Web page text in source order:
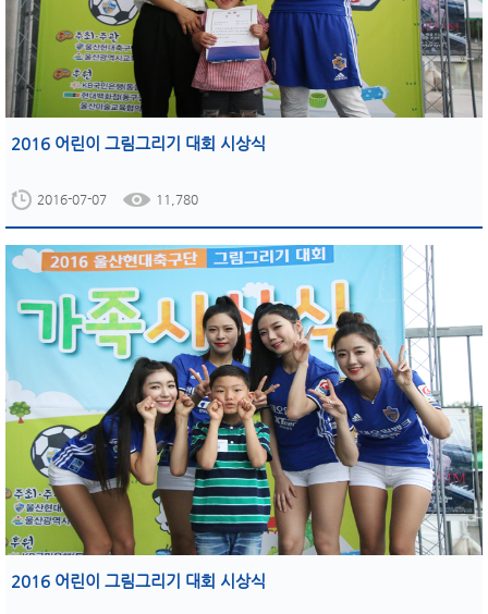
2016 어린이 그림그리기 대회 시상식
2016-07-07 11,780
2016 어린이 그림그리기 대회 시상식